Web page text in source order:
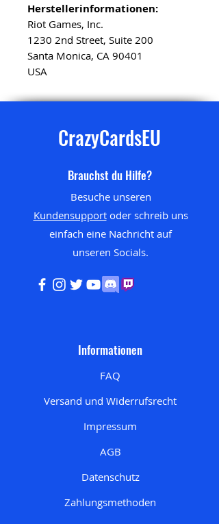
Herstellerinformationen:
Riot Games, Inc.
1230 2nd Street, Suite 200
Santa Monica, CA 90401
USA
CrazyCardsEU
Brauchst du Hilfe?
Besuche unseren
Kundensupportoder schreib uns
einfach eine Nachricht auf
unseren Socials.
Informationen
FAQ
Versand und Widerrufsrecht
Impressum
AGB
Datenschutz
Zahlungsmethoden